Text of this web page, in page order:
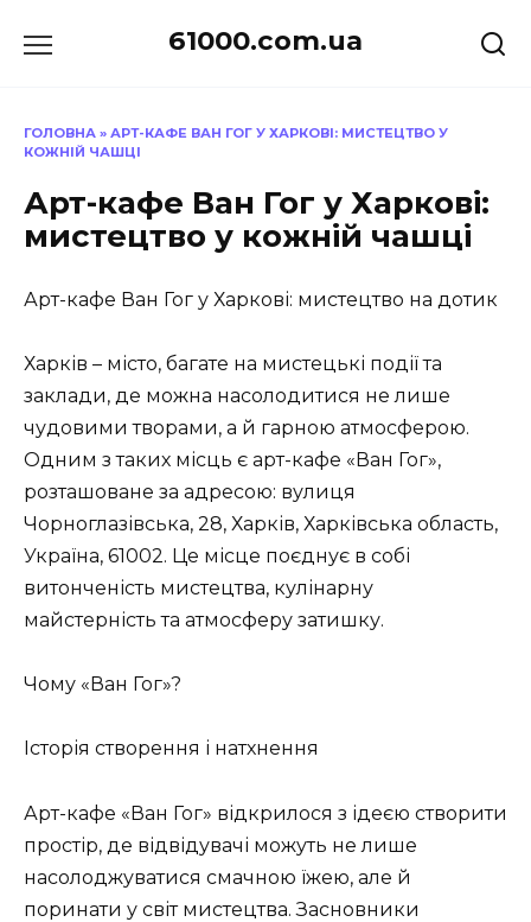
до
61000.com.ua
ГОЛОВНА » АРТ-КАФЕ ВАН ГОГ У ХАРКОВІ: МИСТЕЦТВО У
КОЖНІЙ ЧАШЦІ
Арт-кафе Ван Гог у Харкові:
мистецтво у кожній чашці
Арт-кафе Ван Гог у Харкові: мистецтво на дотик
Харків – місто, багате на мистецькі події та
заклади, де можна насолодитися не лише
чудовими творами, а й гарною атмосферою.
Одним з таких місць є арт-кафе «Ван Гог»,
розташоване за адресою: вулиця
Чорноглазівська, 28, Харків, Харківська область,
Україна, 61002. Це місце поєднує в собі
витонченість мистецтва, кулінарну
майстерність та атмосферу затишку.
Чому «Ван Гог»?
Історія створення і натхнення
Арт-кафе «Ван Гог» відкрилося з ідеєю створити
простір, де відвідувачі можуть не лише
насолоджуватися смачною їжею, але й
поринати у світ мистецтва. Засновники